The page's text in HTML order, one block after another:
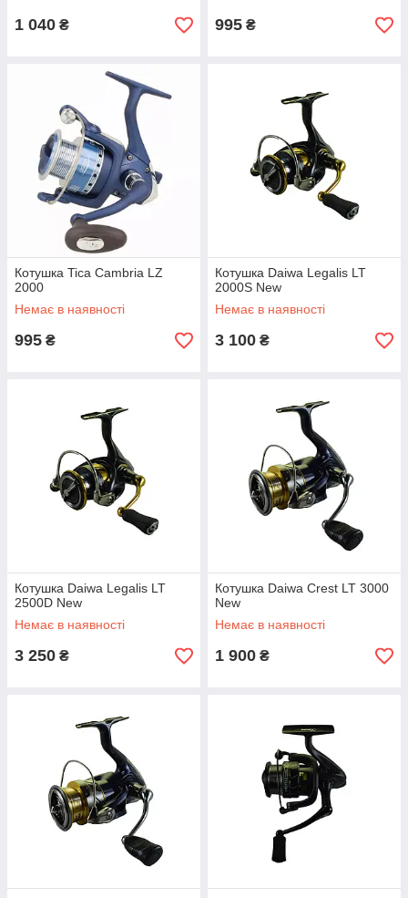
1 040 ₴ 995 ₴
Котушка Tica Cambria LZ
2000
Немає в наявності
995 ₴
Котушка Daiwa Legalis LT
2000S New
Немає в наявності
3 100 ₴
Котушка Daiwa Legalis LT
2500D New
Немає в наявності
3 250 ₴
Котушка Daiwa Crest LT 3000
New
Немає в наявності
1 900 ₴